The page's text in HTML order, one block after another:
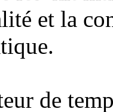
et la
de